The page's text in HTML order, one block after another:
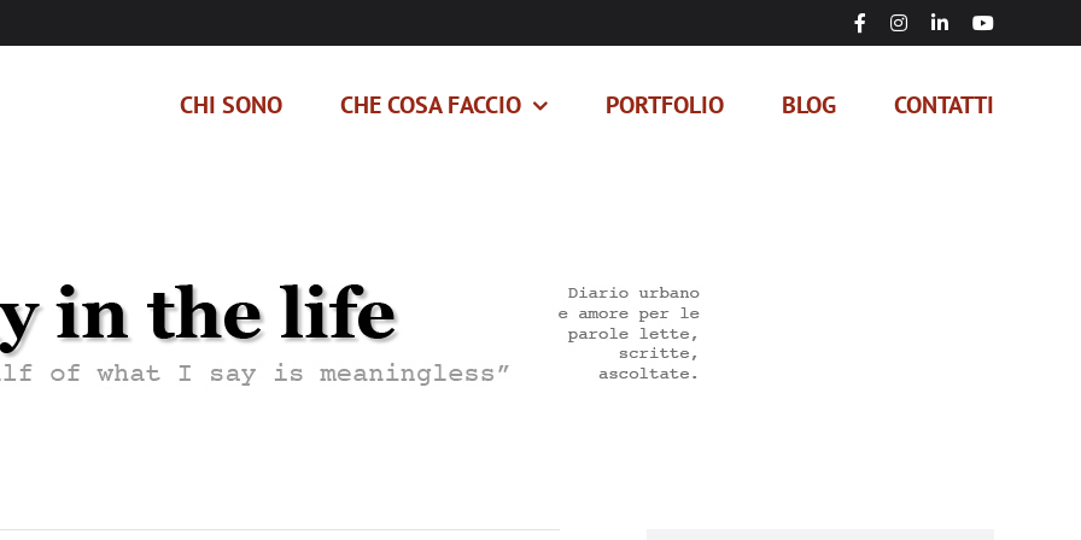
FacebookInstagram
LinkedInYouTube
CHI SONO CHE COSA FACCIO PORTFOLIO BLOG CONTATTI